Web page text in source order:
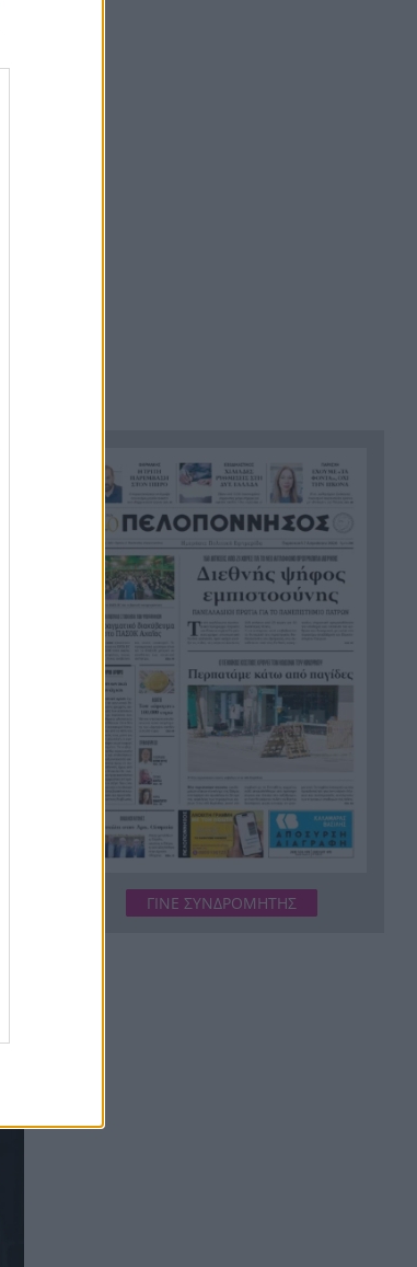
στην Πάρο – Οι εικόνες που
άναψαν φωτιές στα social
Θάσος: Επιχείρηση διάσωσης
18χρονου τραυματία στο
Υψάριο
16:27 «Όσο και να το θέλουμε, το
σώμα μας φωνάζει όχι»: Η
εξομολόγηση της Ανδρομάχης
Red Code: Σε ποιες περιοχές
θα είναι πολύ υψηλός
κίνδυνος πυρκαγιάς το
Σάββατο
16:20 Ολυμπιακός: Ο Ζοφρέ
Μονκαντά στο γκρουπ ομάδων
του Βαγγέλη Μαρινάκη
ΓΙΝΕ ΣΥΝΔΡΟΜΗΤΗΣ